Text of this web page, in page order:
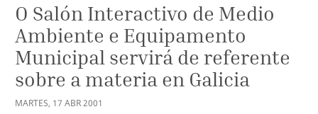
O Salón Interactivo de Medio
Ambiente e Equipamento
Municipal servirá de referente
sobre a materia en Galicia
MARTES, 17 ABR2001